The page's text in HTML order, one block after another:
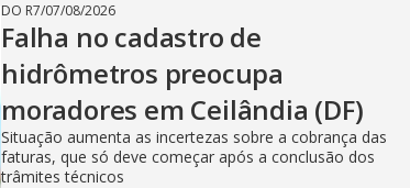
DO R7/07/08/2026
Falha no cadastro de
hidrômetros preocupa
moradores em Ceilândia (DF)
Situação aumenta as incertezas sobre a cobrança das
faturas, que só deve começar após a conclusão dos
trâmites técnicos